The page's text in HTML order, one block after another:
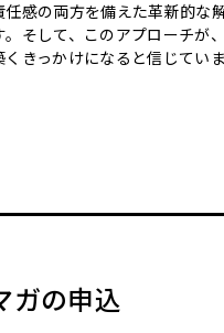
感の両方を備えた革新的な
そして、このアプローチが
きっかけになると信じてい
ガの申込